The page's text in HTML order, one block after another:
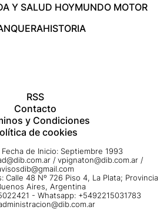
Y SALUD HOYMUNDO MOTOR
HISTORIA
RSS
Contacto
y Condiciones
de cookies
de Inicio: Septiembre 1993
/ vpignaton@dib.com.ar /
Calle 48 Nº 726 Piso 4, La Plata; Provincia
Aires, Argentina
- Whatsapp: +5492215031783